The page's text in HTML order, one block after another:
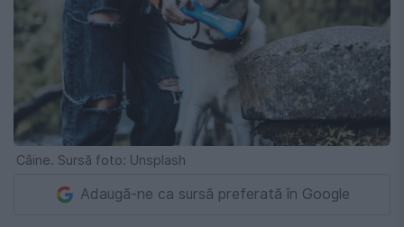
Câine. Sursă foto: Unsplash
Adaugă-ne ca sursă preferată în Google